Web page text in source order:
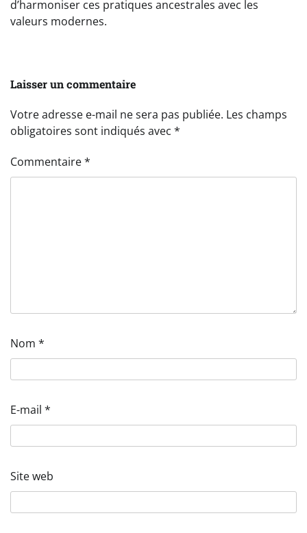
d’harmoniser ces pratiques ancestrales avec les
valeurs modernes.
Laisser un commentaire
Votre adresse e-mail ne sera pas publiée. Les champs
obligatoires sont indiqués avec *
Commentaire*
Nom *
E-mail *
Site web